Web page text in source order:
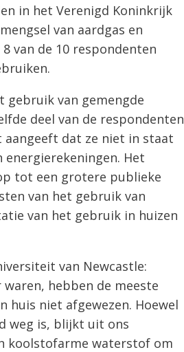
in het Verenigd Koninkrijk
van aardgas en
van de 10 respondenten
gebruik van gemengde
deel van de respondenten
dat ze niet in staat
Het
tot een grotere publieke
van het gebruik van
van het gebruik in huizen
van Newcastle:
hebben de meeste
huis niet afgewezen. Hoewel
weg is, blijkt uit ons
koolstofarme waterstof om